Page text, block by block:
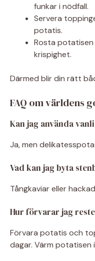
funkar i nödfall.
Servera
potatis.
Rosta
krispighet.
Därmed blir din rätt
FAQ om världens
Kan jag använda
Ja, men
Vad kan jag byta
Tångkaviar eller
Hur förvarar jag
Förvara potatis och
dagar. Värm potatisen